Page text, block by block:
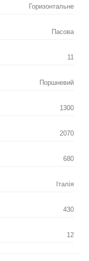
Горизонтальне
Пасова
11
Поршневий
1300
2070
680
Італія
430
12